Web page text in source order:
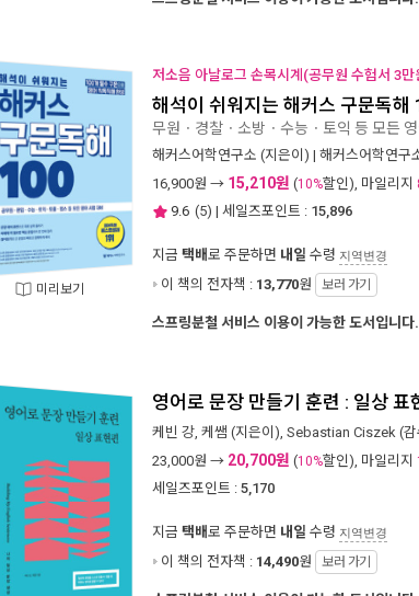
미리보기
저소음 아날로그 손목시계(공무원 수험서 3만
해석이 쉬워지는 해커스 구문독해
무원ㆍ경찰ㆍ소방ㆍ수능ㆍ토익 등 모든 영
해커스어학연구소 (지은이) | 해커스어학연구
16,900원 → 15,210원 (10%할인), 마일리지
9.6 (5) | 세일즈포인트 : 15,896
지금 택배로 주문하면 내일 수령 지역변경
이 책의 전자책 : 13,770원 보러 가기
스프링분철 서비스 이용이 가능한 도서입니다.
영어로 문장 만들기 훈련 : 일상 표
케빈 강, 케쌤 (지은이), Sebastian Ciszek (
23,000원 → 20,700원 (10%할인), 마일리지
세일즈포인트 : 5,170
지금 택배로 주문하면 내일 수령 지역변경
이 책의 전자책 : 14,490원 보러 가기